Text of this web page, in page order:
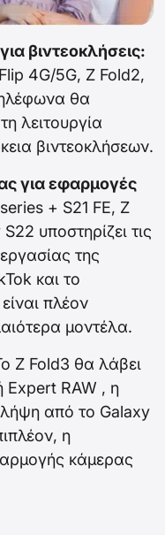
βιντεοκλήσεις:
4G/5G, Z Fold2,
θα
λειτουργία
βιντεοκλήσεων.
για εφαρμογές
+ S21 FE, Z
υποστηρίζει τις
της
και το
πλέον
μοντέλα.
Z Fold3 θα λάβει
Expert RAW , η
λήψη από το Galaxy
η
κάμερας